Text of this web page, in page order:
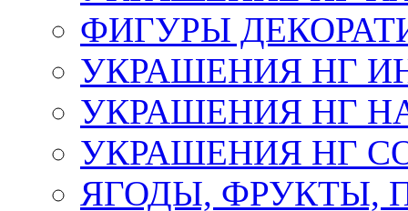
ФИГУРЫ
УКРАШЕНИЯ НГ
УКРАШЕНИЯ НГ
УКРАШЕНИЯ НГ
ЯГОДЫ, ФРУКТЫ,